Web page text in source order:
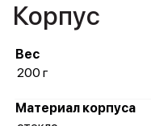
Корпус
Вес
200 г
Материал корпуса